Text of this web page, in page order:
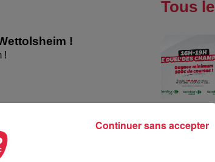
!
!
Tous
Continuer sans accepter